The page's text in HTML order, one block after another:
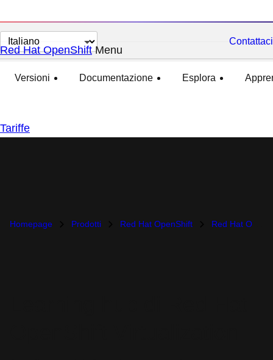
Cambia
lingua
Contattaci
Red Hat OpenShift Menu
Versioni Documentazione Esplora
Tariffe
Homepage Prodotti Red Hat OpenShift Red Hat OpenShift Virtualization